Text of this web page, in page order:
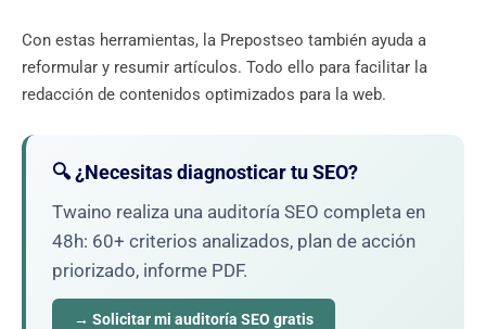
Con estas herramientas, la Prepostseo también ayuda a
reformular y resumir artículos. Todo ello para facilitar la
redacción de contenidos optimizados para la web.
🔍 ¿Necesitas diagnosticar tu SEO?
Twaino realiza una auditoría SEO completa en
48h: 60+ criterios analizados, plan de acción
priorizado, informe PDF.
→ Solicitar mi auditoría SEO gratis